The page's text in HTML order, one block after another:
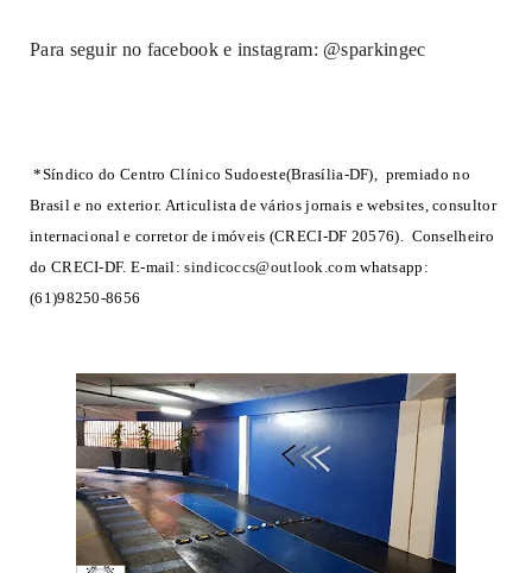
Para seguir no facebook e instagram: @sparkingec
*Síndico do Centro Clínico Sudoeste(Brasília-DF), premiado no
Brasil e no exterior. Articulista de vários jornais e websites, consultor
internacional e corretor de imóveis (CRECI-DF 20576).
Conselheiro
do CRECI-DF. E-mail:sindicoccs@outlook.comwhatsapp:
(61)98250-8656